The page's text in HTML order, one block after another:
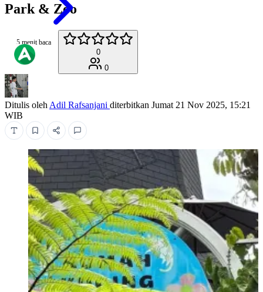
Park & Zoo
5 menit baca
0
0
Ditulis oleh Adil Rafsanjani diterbitkan Jumat 21 Nov 2025, 15:21
WIB